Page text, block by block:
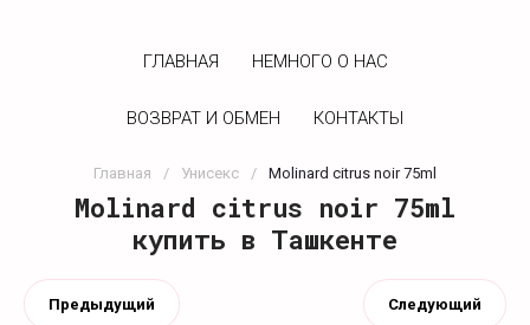
ГЛАВНАЯ НЕМНОГО О НАС
ВОЗВРАТ И ОБМЕН КОНТАКТЫ
Главная / Унисекс / Molinard citrus noir 75ml
Molinard citrus noir 75ml
купить в Ташкенте
Предыдущий Следующий